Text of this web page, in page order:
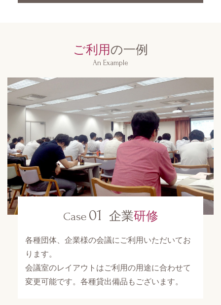
ご利用の一例
An Example
Case 01 企業研修
各種団体、企業様の会議にご利用いただいてお
ります。
会議室のレイアウトはご利用の用途に合わせて
変更可能です。各種貸出備品もございます。